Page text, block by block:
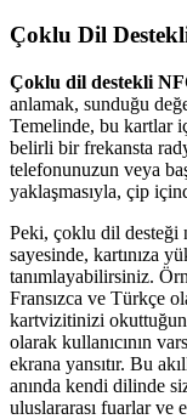
Çoklu Dil
Çoklu dil destekli
anlamak, sunduğu
Temelinde, bu kartlar
belirli bir frekansta
telefonunuzun veya
yaklaşmasıyla, çip
Peki, çoklu dil desteği
sayesinde, kartınıza
tanımlayabilirsiniz.
Fransızca ve Türkçe
kartvizitinizi
olarak kullanıcının
ekrana yansıtır. Bu
anında kendi dilinde
uluslararası fuarlar ve